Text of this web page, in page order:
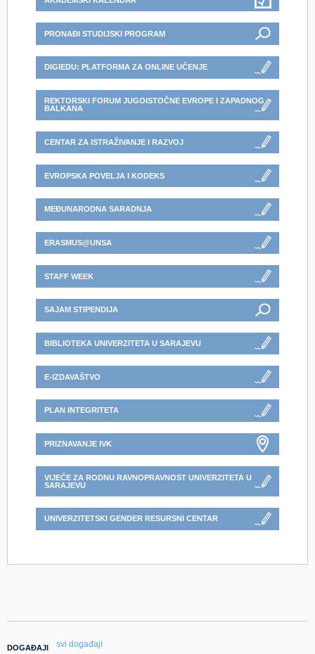
PRONAĐI STUDIJSKI PROGRAM
DIGIEDU: PLATFORMA ZA ONLINE UČENJE
REKTORSKI FORUM JUGOISTOČNE EVROPE I ZAPADNOG
BALKANA
CENTAR ZA ISTRAŽIVANJE I RAZVOJ
EVROPSKA POVELJA I KODEKS
MEĐUNARODNA SARADNJA
ERASMUS@UNSA
STAFF WEEK
SAJAM STIPENDIJA
BIBLIOTEKA UNIVERZITETA U SARAJEVU
E-IZDAVAŠTVO
PLAN INTEGRITETA
PRIZNAVANJE IVK
VIJEĆE ZA RODNU RAVNOPRAVNOST UNIVERZITETA U
SARAJEVU
UNIVERZITETSKI GENDER RESURSNI CENTAR
DOGAĐAJI svi događaji